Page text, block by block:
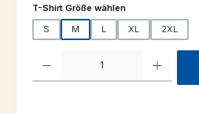
T-Shirt Größe wählenauswählen
S M L XL 2XL
Produkt Anzahl: Gib den